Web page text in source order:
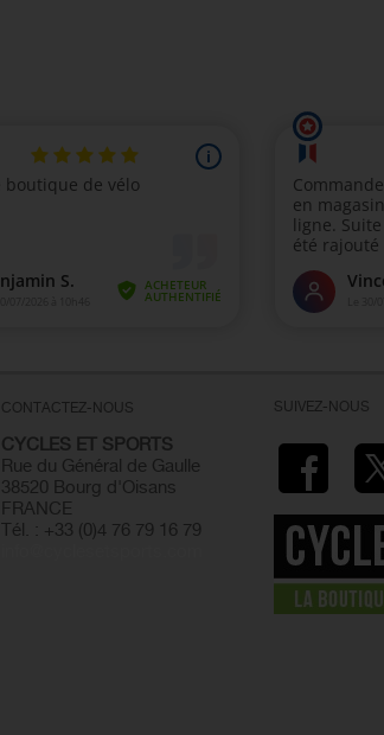
CONTACTEZ-NOUS
CYCLES ET SPORTS
Rue du Général de Gaulle
38520 Bourg d'Oisans
FRANCE
Tél. : +33 (0)4 76 79 16 79
SUIVEZ-NOUS